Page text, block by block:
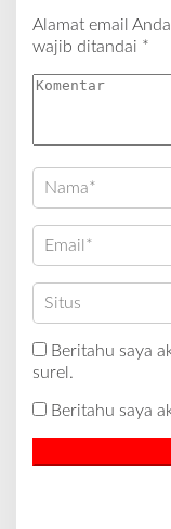
Alamat email
wajib ditandai *
Beritahu saya
surel.
Beritahu saya